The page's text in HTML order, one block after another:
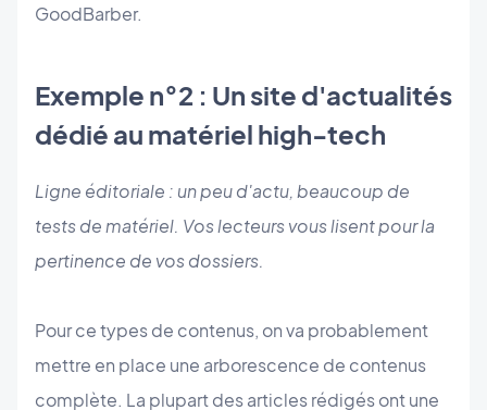
GoodBarber.
Exemple n°2 : Un site d'actualités
dédié au matériel high-tech
Ligne éditoriale : un peu d'actu, beaucoup de
tests de matériel. Vos lecteurs vous lisent pour la
pertinence de vos dossiers.
Pour ce types de contenus, on va probablement
mettre en place une arborescence de contenus
complète. La plupart des articles rédigés ont une